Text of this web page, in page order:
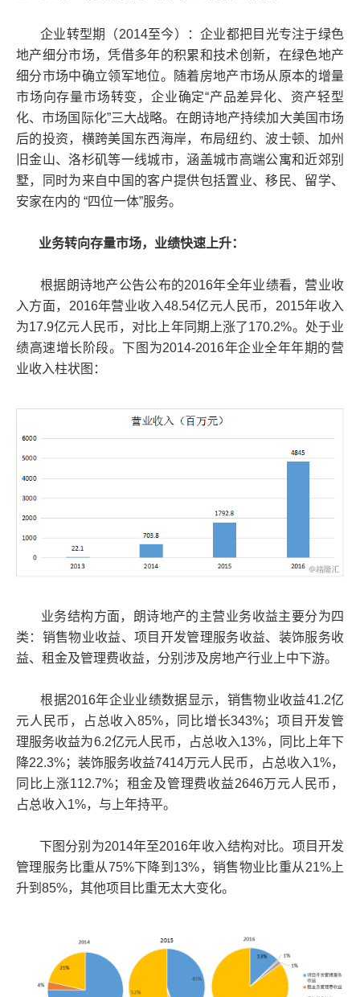
企业转型期（2014至今）：企业都把目光专注于绿色
地产细分市场，凭借多年的积累和技术创新，在绿色地产
细分市场中确立领军地位。随着房地产市场从原本的增量
市场向存量市场转变，企业确定“产品差异化、资产轻型
化、市场国际化”三大战略。在朗诗地产持续加大美国市场
后的投资，横跨美国东西海岸，布局纽约、波士顿、加州
旧金山、洛杉矶等一线城市，涵盖城市高端公寓和近郊别
墅，同时为来自中国的客户提供包括置业、移民、留学、
安家在内的 “四位一体”服务。
业务转向存量市场，业绩快速上升：
根据朗诗地产公告公布的2016年全年业绩看，营业收
入方面，2016年营业收入48.54亿元人民币，2015年收入
为17.9亿元人民币，对比上年同期上涨了170.2%。处于业
绩高速增长阶段。下图为2014-2016年企业全年年期的营
业收入柱状图：
业务结构方面，朗诗地产的主营业务收益主要分为四
类：销售物业收益、项目开发管理服务收益、装饰服务收
益、租金及管理费收益，分别涉及房地产行业上中下游。
根据2016年企业业绩数据显示，销售物业收益41.2亿
元人民币，占总收入85%，同比增长343%；项目开发管
理服务收益为6.2亿元人民币，占总收入13%，同比上年下
降22.3%；装饰服务收益7414万元人民币，占总收入1%，
同比上涨112.7%；租金及管理费收益2646万元人民币，
占总收入1%，与上年持平。
下图分别为2014年至2016年收入结构对比。项目开发
管理服务比重从75%下降到13%，销售物业比重从21%上
升到85%，其他项目比重无太大变化。